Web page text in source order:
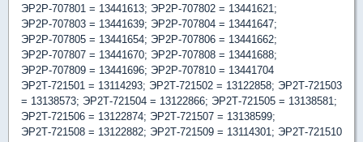
ЭР2Р-707801 = 13441613; ЭР2Р-707802 = 13441621;
ЭР2Р-707803 = 13441639; ЭР2Р-707804 = 13441647;
ЭР2Р-707805 = 13441654; ЭР2Р-707806 = 13441662;
ЭР2Р-707807 = 13441670; ЭР2Р-707808 = 13441688;
ЭР2Р-707809 = 13441696; ЭР2Р-707810 = 13441704
ЭР2Т-721501 = 13114293; ЭР2Т-721502 = 13122858; ЭР2Т-721503
= 13138573; ЭР2Т-721504 = 13122866; ЭР2Т-721505 = 13138581;
ЭР2Т-721506 = 13122874; ЭР2Т-721507 = 13138599;
ЭР2Т-721508 = 13122882; ЭР2Т-721509 = 13114301; ЭР2Т-721510